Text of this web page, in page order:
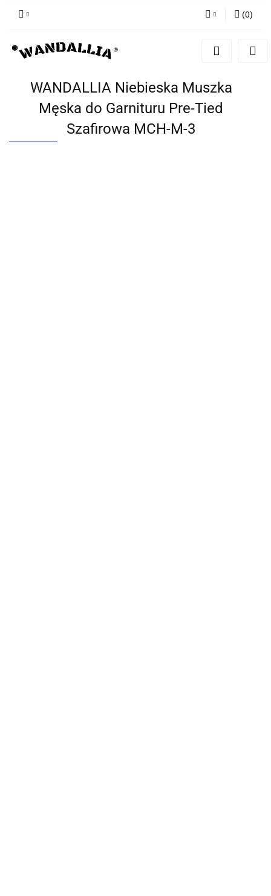
Zaloguj się
Dodaj zgłoszenie
(0)
WANDALLIA Niebieska Muszka
Męska do Garnituru Pre-Tied
Szafirowa MCH-M-3